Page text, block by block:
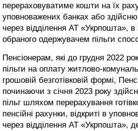
перераховуватиме кошти на їх
уповноважених банках або
через відділення АТ «Укрпошта», в
обраного одержувачем пільги
Пенсіонерам, які до грудня 2022
пільги на оплату житлово-
грошовій безготівковій формі,
починаючи з січня 2023 року
пільг шляхом перерахування
пенсійні рахунки, відкриті в
через відділення АТ «Укрпошта»,